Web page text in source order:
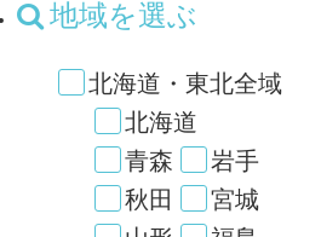
地域を選ぶ
北海道・東北全域
北海道
青森
岩手
秋田
宮城